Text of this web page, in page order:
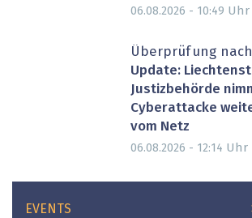
06.08.2026 - 10:49 Uhr
Überprüfung
Update:
Justizbehörde
Cyberattacke
vom Netz
06.08.2026 - 12:14 Uhr
EVENTS